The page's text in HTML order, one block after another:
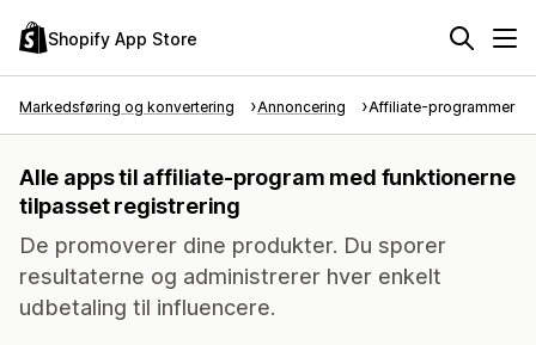
Shopify App Store
Markedsføring og konvertering Annoncering Affiliate-programmer
Alle apps til affiliate-program med funktionerne
tilpasset registrering
De promoverer dine produkter. Du sporer
resultaterne og administrerer hver enkelt
udbetaling til influencere.